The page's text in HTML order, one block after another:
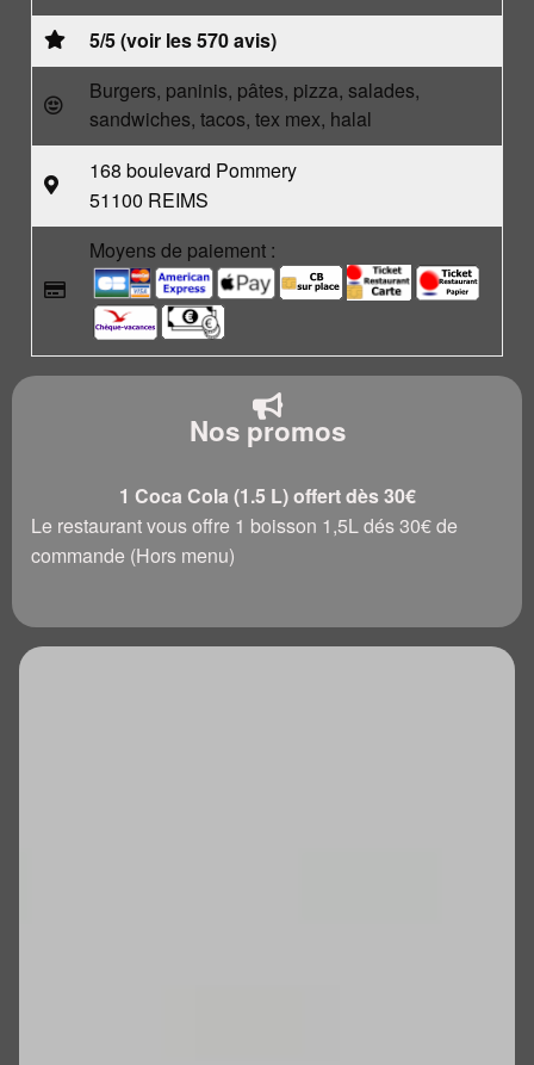
5/5 (voir les 570 avis)
Burgers, paninis, pâtes, pizza, salades,
sandwiches, tacos, tex mex, halal
168 boulevard Pommery
51100 REIMS
Moyens de paiement :
Nos promos
1 Coca Cola (1.5 L) offert dès 30€
Le restaurant vous offre 1 boisson 1,5L dés 30€ de
commande (Hors menu)